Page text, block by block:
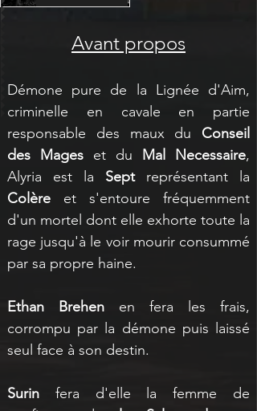
Avant propos
Démone pure de la Lignée d'Aim,
criminelle en cavale en partie
responsable des maux du Conseil
des Mages et du Mal Necessaire,
Alyria est la Sept
Colère et s'entoure fréquemment
d'un mortel dont elle exhorte toute la
rage jusqu'à le voir mourir consummé
par sa propre haine.
Ethan Brehen en fera les frais,
corrompu par la démone puis laissé
seul face à son destin.
Surin fera d'elle la femme de